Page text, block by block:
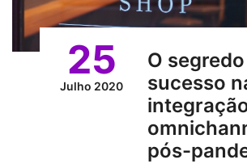
25
Julho 2020
O
sucesso
pós-